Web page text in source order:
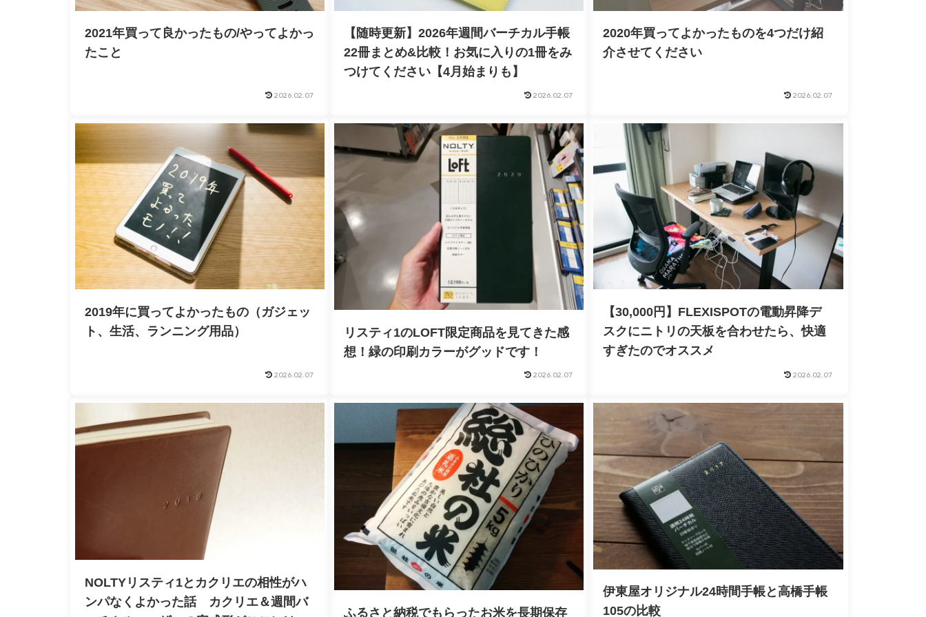
2021年買って良かったもの/やってよかっ
たこと
2026.02.07
【随時更新】2026年週間バーチカル手帳
22冊まとめ&比較！お気に入りの1冊をみ
つけてください【4月始まりも】
2026.02.07
2020年買ってよかったものを4つだけ紹
介させてください
2026.02.07
2019年に買ってよかったもの（ガジェッ
ト、生活、ランニング用品）
2026.02.07
リスティ1のLOFT限定商品を見てきた感
想！緑の印刷カラーがグッドです！
2026.02.07
【30,000円】FLEXISPOTの電動昇降デ
スクにニトリの天板を合わせたら、快適
すぎたのでオススメ
2026.02.07
NOLTYリスティ1とカクリエの相性がハ
ンパなくよかった話 カクリエ＆週間バ
ふるさと納税でもらったお米を長期保存
伊東屋オリジナル24時間手帳と高橋手帳
105の比較